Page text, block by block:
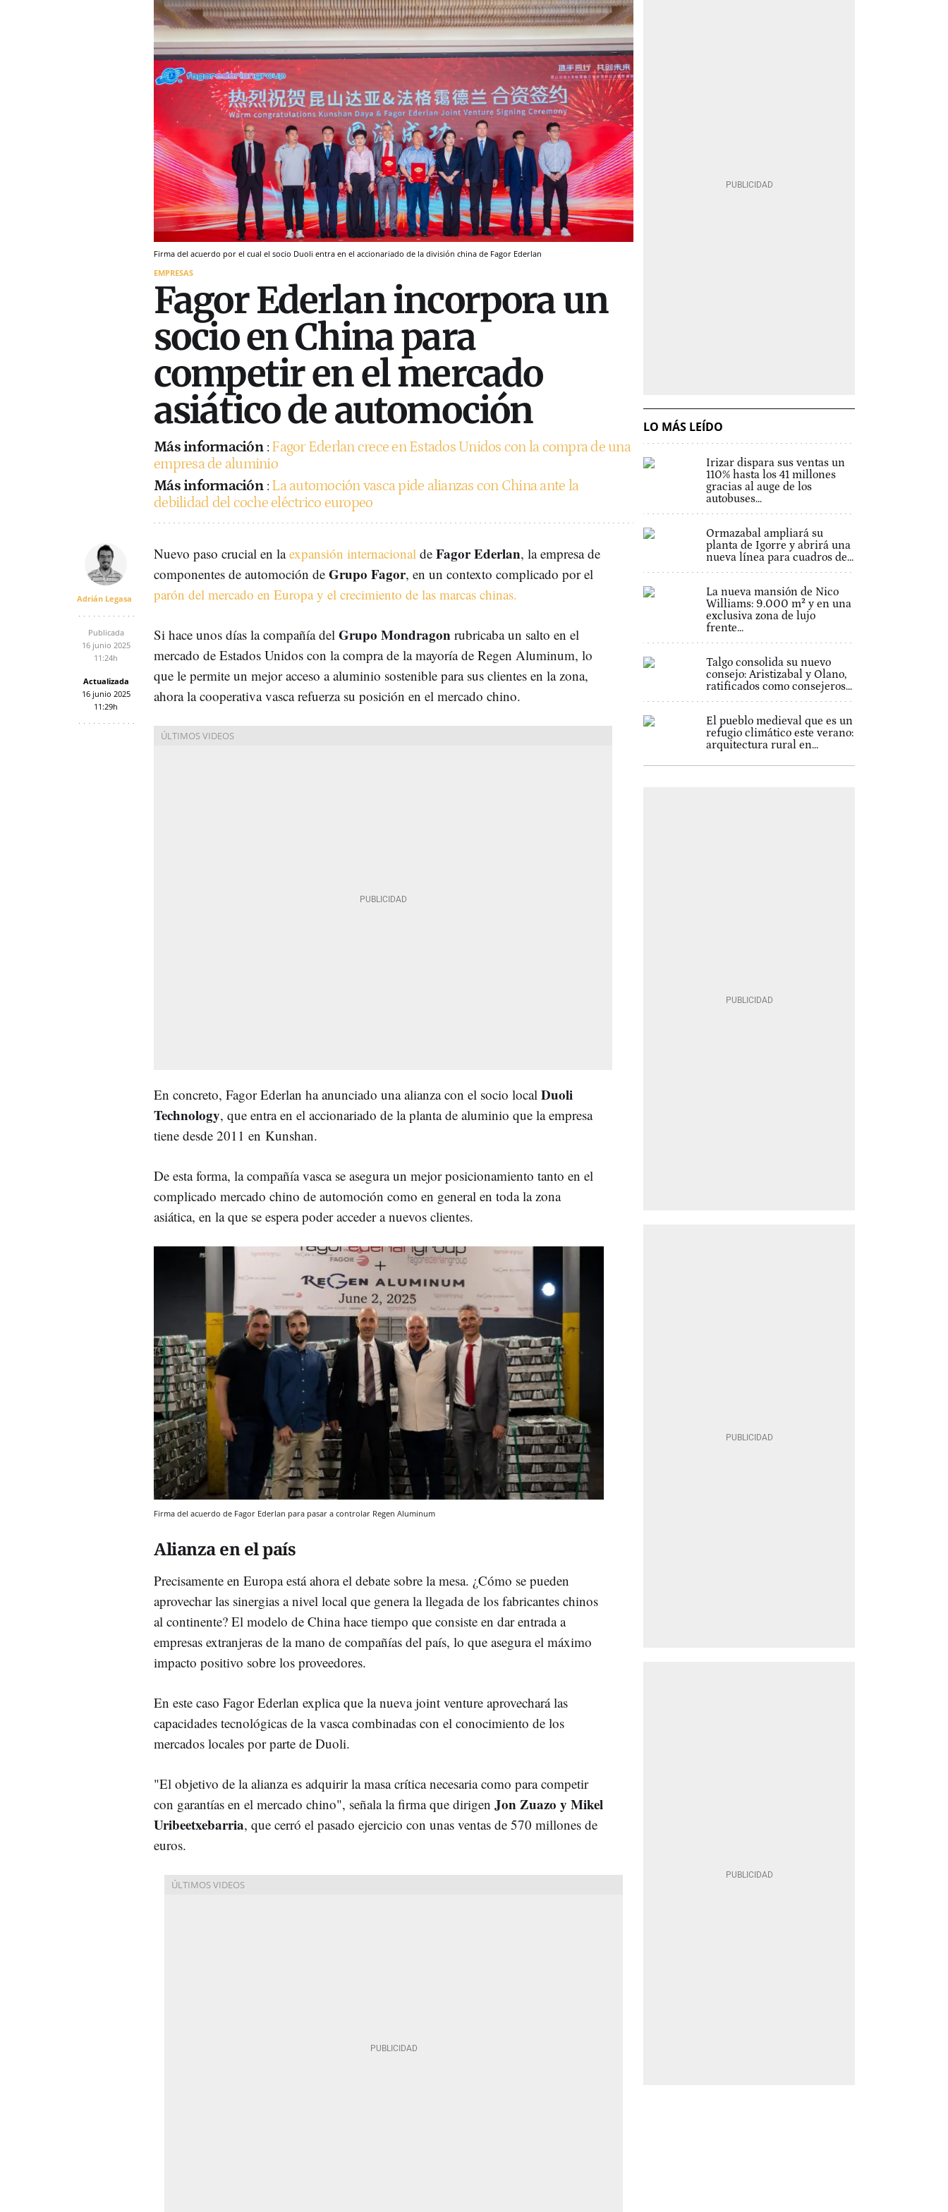
Firma del acuerdo por el cual el socio Duoli entra en el accionariado de la división china de Fagor Ederlan
EMPRESAS
Fagor Ederlan incorpora un
socio en China para
competir en el mercado
asiático de automoción
Más información : Fagor Ederlan crece en Estados Unidos con la compra de una
empresa de aluminio
Más información : La automoción vasca pide alianzas con China ante la
debilidad del coche eléctrico europeo
Adrián Legasa
Publicada
16 junio 2025
11:24h
Actualizada
16 junio 2025
11:29h
Nuevo paso crucial en laexpansión internacional de Fagor Ederlan, la empresa de
componentes de automoción de Grupo Fagor, en un contexto complicado por el
parón del mercado en Europa y el crecimiento de las marcas chinas.
Si hace unos días la compañía del Grupo Mondragon rubricaba un salto en el
mercado de Estados Unidos con la compra de la mayoría de Regen Aluminum, lo
que le permite un mejor acceso a aluminio sostenible para sus clientes en la zona,
ahora la cooperativa vasca refuerza su posición en el mercado chino.
En concreto, Fagor Ederlan ha anunciado una alianza con el socio local Duoli
Technology, que entra en el accionariado de la planta de aluminio que la empresa
tiene desde 2011 en Kunshan.
De esta forma, la compañía vasca se asegura un mejor posicionamiento tanto en el
complicado mercado chino de automoción como en general en toda la zona
asiática, en la que se espera poder acceder a nuevos clientes.
Firma del acuerdo de Fagor Ederlan para pasar a controlar Regen Aluminum
Alianza en el país
Precisamente en Europa está ahora el debate sobre la mesa. ¿Cómo se pueden
aprovechar las sinergias a nivel local que genera la llegada de los fabricantes chinos
al continente? El modelo de China hace tiempo que consiste en dar entrada a
empresas extranjeras de la mano de compañías del país, lo que asegura el máximo
impacto positivo sobre los proveedores.
En este caso Fagor Ederlan explica que la nueva joint venture aprovechará las
capacidades tecnológicas de la vasca combinadas con el conocimiento de los
mercados locales por parte de Duoli.
"El objetivo de la alianza es adquirir la masa crítica necesaria como para competir
con garantías en el mercado chino", señala la firma que dirigen Jon Zuazo y Mikel
Uribeetxebarria, que cerró el pasado ejercicio con unas ventas de 570 millones de
euros.
LO MÁS LEÍDO
Irizar dispara sus ventas un
110% hasta los 41 millones
gracias al auge de los
autobuses...
Ormazabal ampliará su
planta de Igorre y abrirá una
nueva línea para cuadros de...
La nueva mansión de Nico
Williams: 9.000 m² y en una
exclusiva zona de lujo
frente...
Talgo consolida su nuevo
consejo: Aristizabal y Olano,
ratificados como consejeros...
El pueblo medieval que es un
refugio climático este verano:
arquitectura rural en...